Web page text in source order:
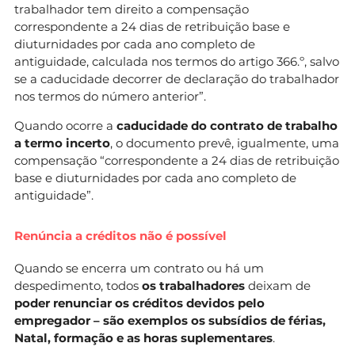
trabalhador tem direito a compensação
correspondente a 24 dias de retribuição base e
diuturnidades por cada ano completo de
antiguidade, calculada nos termos do artigo 366.º, salvo
se a caducidade decorrer de declaração do trabalhador
nos termos do número anterior”.
Quando ocorre a caducidade do contrato de trabalho
a termo incerto, o documento prevê, igualmente, uma
compensação “correspondente a 24 dias de retribuição
base e diuturnidades por cada ano completo de
antiguidade”.
Renúncia a créditos não é possível
Quando se encerra um contrato ou há um
despedimento, todos os trabalhadores deixam de
poder renunciar os créditos devidos pelo
empregador – são exemplos os subsídios de férias,
Natal, formação e as horas suplementares.